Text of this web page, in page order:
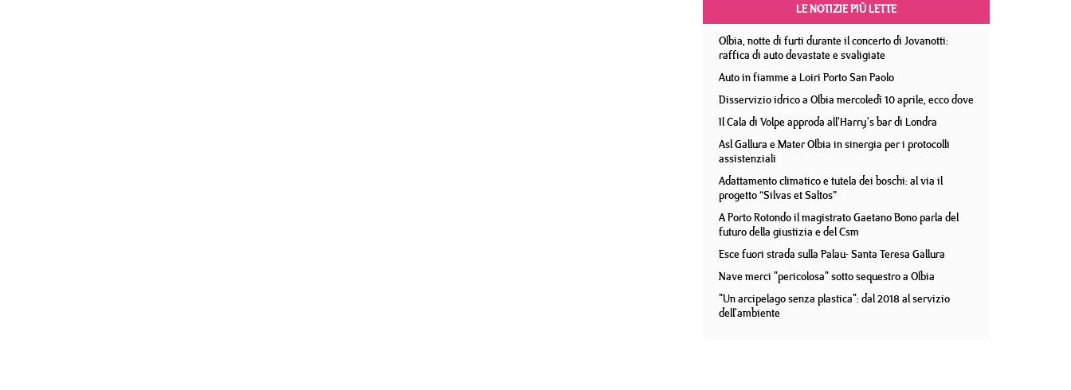
LE NOTIZIE PIÙ LETTE
Olbia, notte di furti durante il concerto di Jovanotti:
raffica di auto devastate e svaligiate
Auto in fiamme a Loiri Porto San Paolo
Disservizio idrico a Olbia mercoledì 10 aprile, ecco dove
Il Cala di Volpe approda all'Harry's bar di Londra
Asl Gallura e Mater Olbia in sinergia per i protocolli
assistenziali
Adattamento climatico e tutela dei boschi: al via il
progetto “Silvas et Saltos”
A Porto Rotondo il magistrato Gaetano Bono parla del
futuro della giustizia e del Csm
Esce fuori strada sulla Palau- Santa Teresa Gallura
Nave merci "pericolosa" sotto sequestro a Olbia
"Un arcipelago senza plastica": dal 2018 al servizio
dell'ambiente